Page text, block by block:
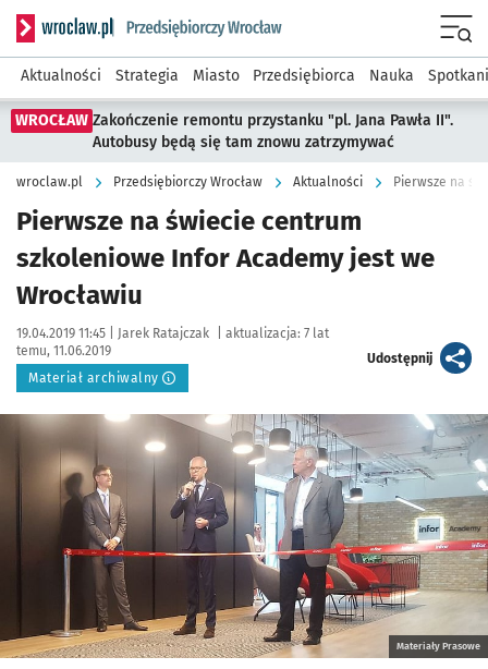
Serwis informacyjny wroclaw.pl podserwis: Strategia
Aktualności Strategia Miasto Przedsiębiorca Nauka
WROCŁAW Zakończenie remontu przystanku "pl. Jana Pawła II".
Autobusy będą się tam znowu zatrzymywać
wroclaw.pl Przedsiębiorczy Wrocław Aktualności Pierwsze na
Pierwsze na świecie centrum
szkoleniowe Infor Academy jest we
Wrocławiu
Data publikacji:
19.04.2019 11:45 | Autor:
Jarek Ratajczak aktualizacja: 7 lat
temu, 11.06.2019
Materiał archiwalny
Udostępnijartykuł
Kliknij, aby powiększyć
Materiały Prasowe